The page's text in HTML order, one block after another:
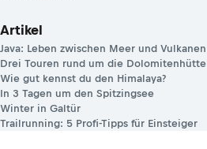
Artikel
Java: Leben zwischen Meer und Vulkanen
Drei Touren rund um die Dolomitenhütte
Wie gut kennst du den Himalaya?
In 3 Tagen um den Spitzingsee
Winter in Galtür
Trailrunning: 5 Profi-Tipps für Einsteiger